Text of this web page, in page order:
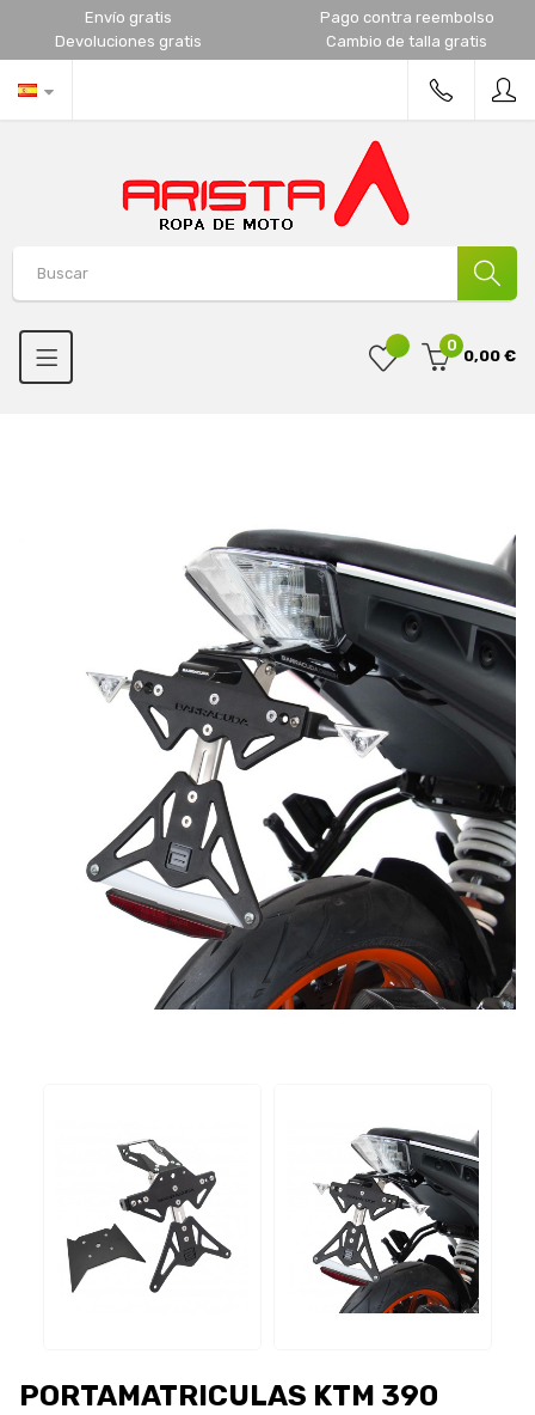
Envío gratis
Pago contra reembolso
Devoluciones gratis
Cambio de talla gratis
0
0,00 €
PORTAMATRICULAS KTM 390